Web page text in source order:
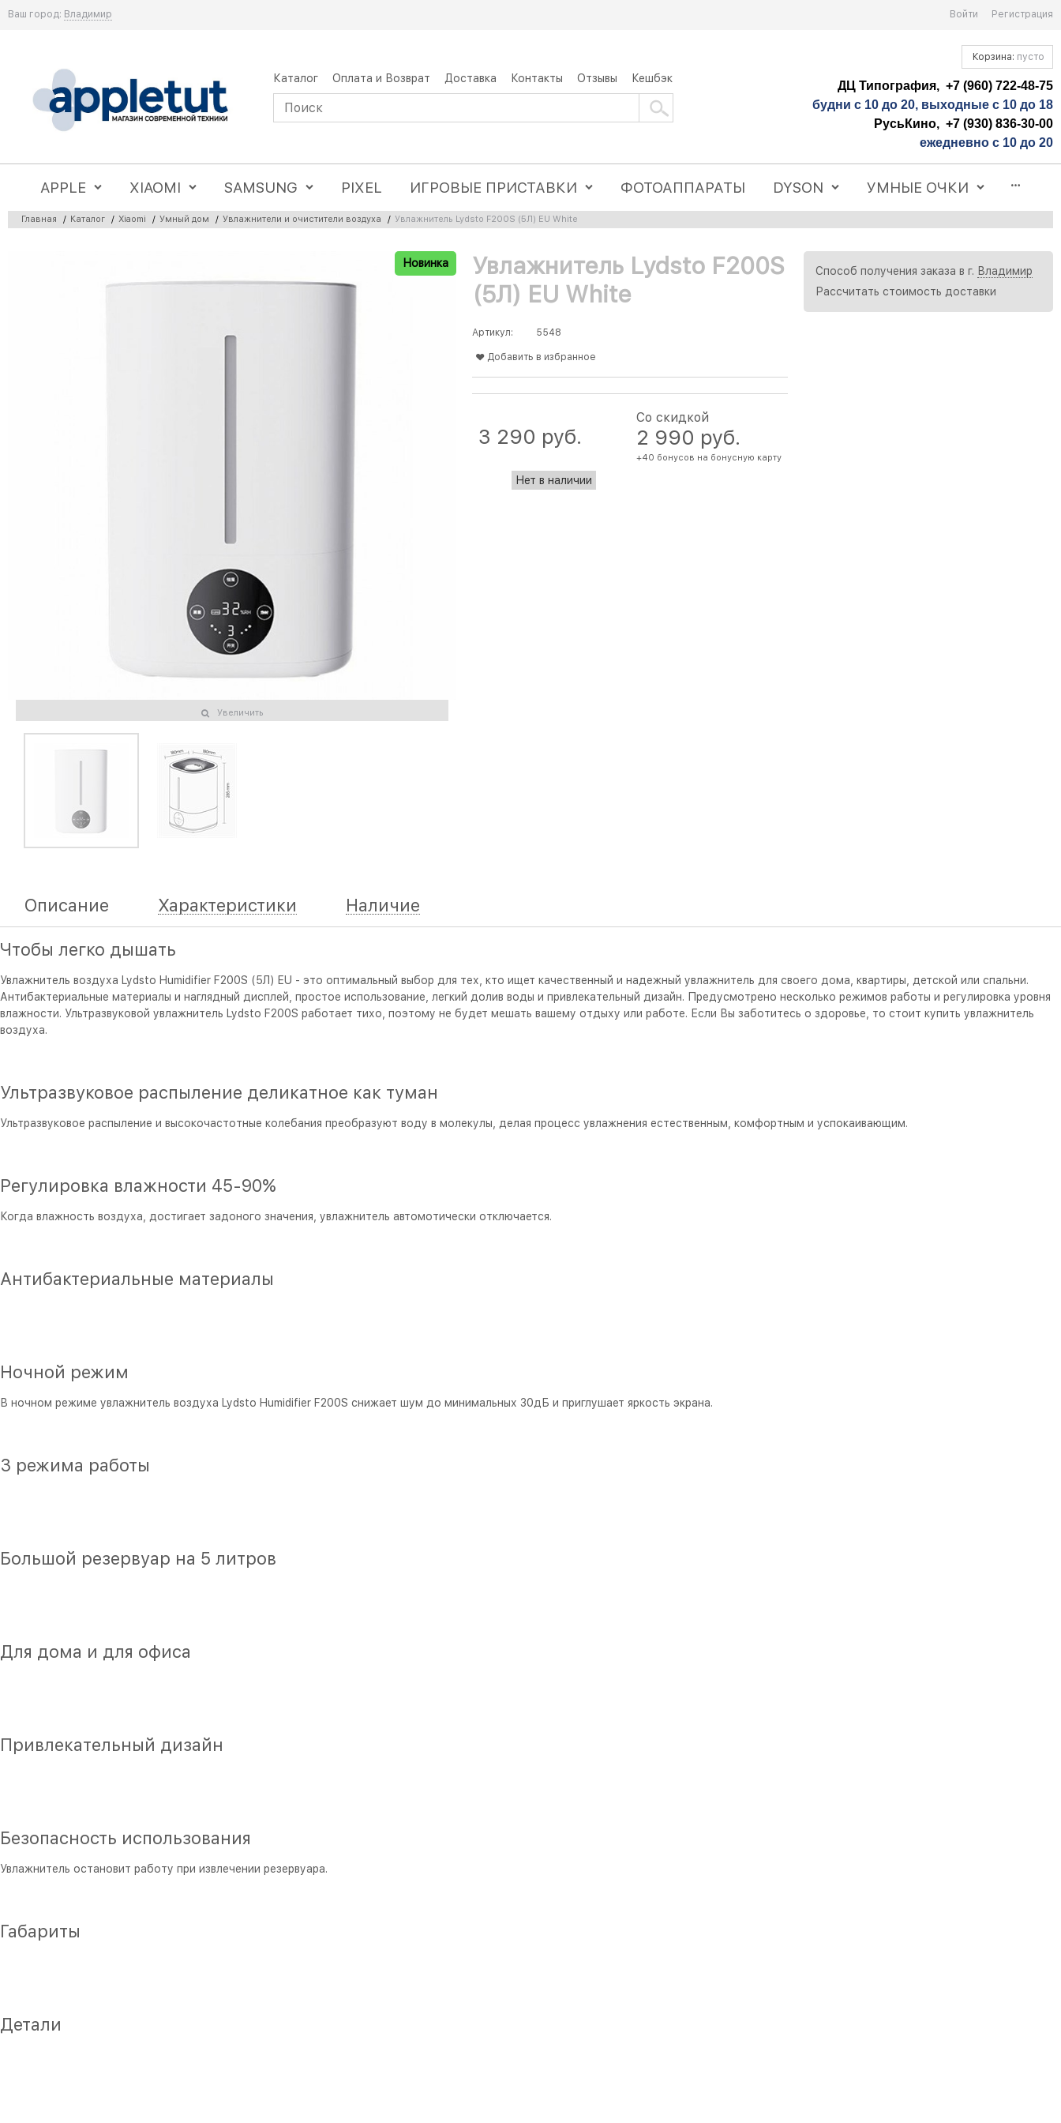
Ваш город: Владимир Войти Регистрация
Каталог Оплата и Возврат Доставка Контакты Отзывы Кешбэк
Корзина: пусто
ДЦ Типография, +7 (960) 722-48-75
будни с 10 до 20, выходные с 10 до 18
РусьКино, +7 (930) 836-30-00
ежедневно с 10 до 20
APPLE XIAOMI SAMSUNG PIXEL ИГРОВЫЕ ПРИСТАВКИ ФОТОАППАРАТЫ DYSON УМНЫЕ ОЧКИ
Главная / Каталог / Xiaomi / Умный дом / Увлажнители и очистители воздуха / Увлажнитель Lydsto F200S (5Л) EU White
Новинка
Увеличить
Увлажнитель Lydsto F200S
(5Л) EU White
Артикул: 5548
Добавить в избранное
2 990 руб.
+40 бонусов на бонусную карту
Со скидкой
3 290 руб.
Нет в наличии
Способ получения заказа в г. Владимир
Рассчитать стоимость доставки
Описание Характеристики Наличие
Чтобы легко дышать
Увлажнитель воздуха Lydsto Humidifier F200S (5Л) EU - это оптимальный выбор для тех, кто ищет качественный и надежный увлажнитель для своего дома, квартиры, детской или спальни.
Антибактериальные материалы и наглядный дисплей, простое использование, легкий долив воды и привлекательный дизайн. Предусмотрено несколько режимов работы и регулировка уровня
влажности. Ультразвуковой увлажнитель Lydsto F200S работает тихо, поэтому не будет мешать вашему отдыху или работе. Если Вы заботитесь о здоровье, то стоит купить увлажнитель
воздуха.
Ультразвуковое распыление деликатное как туман
Ультразвуковое распыление и высокочастотные колебания преобразуют воду в молекулы, делая процесс увлажнения естественным, комфортным и успокаивающим.
Регулировка влажности 45-90%
Когда влажность воздуха, достигает задоного значения, увлажнитель автомотически отключается.
Антибактериальные материалы
Ночной режим
В ночном режиме увлажнитель воздуха Lydsto Humidifier F200S снижает шум до минимальных 30дБ и приглушает яркость экрана.
3 режима работы
Большой резервуар на 5 литров
Для дома и для офиса
Привлекательный дизайн
Безопасность использования
Увлажнитель остановит работу при извлечении резервуара.
Габариты
Детали